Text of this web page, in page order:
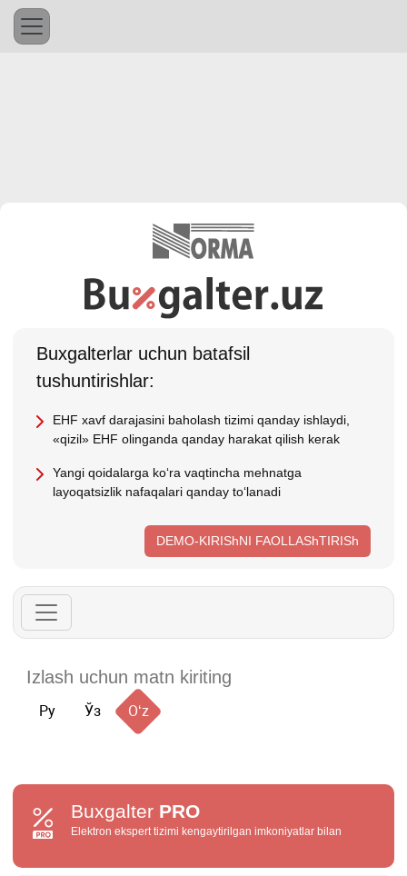
Buхgalterlar uchun batafsil
tushuntirishlar:
EHF хavf darajasini baholash tizimi qanday ishlaydi,
«qizil» EHF olinganda qanday harakat qilish kerak
Yangi qoidalarga koʻra vaqtincha mehnatga
layoqatsizlik nafaqalari qanday toʻlanadi
DEMO-KIRIShNI FAOLLAShTIRISh
Ру Ўз Oʻz
Buxgalter PRO
Elektron ekspert tizimi kengaytirilgan imkoniyatlar bilan